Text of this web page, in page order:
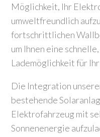
Möglichkeit, Ihr
umweltfreundlich
fortschrittlichen
um Ihnen eine
Lademöglichkeit für
Die Integration
bestehende
Elektrofahrzeug mit
Sonnenenergie